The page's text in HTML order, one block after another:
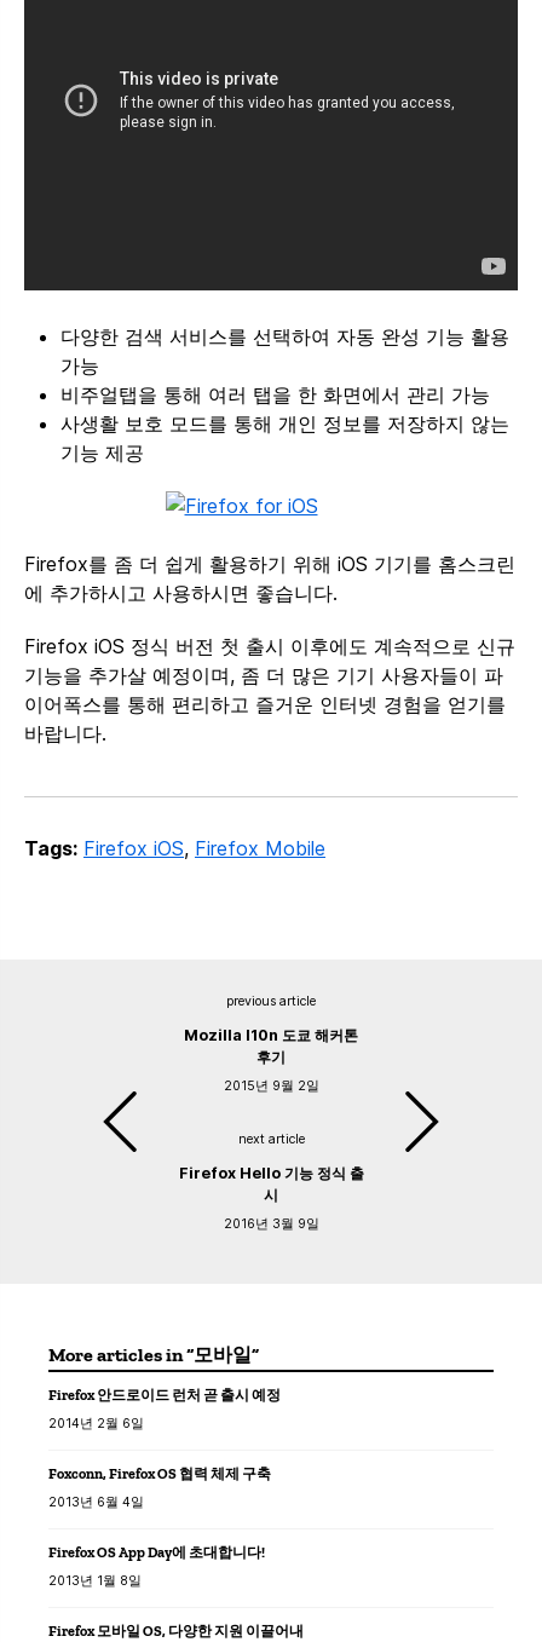
다양한 검색 서비스를 선택하여 자동 완성 기능 활용
가능
비주얼탭을 통해 여러 탭을 한 화면에서 관리 가능
사생활 보호 모드를 통해 개인 정보를 저장하지 않는
기능 제공
Firefox를 좀 더 쉽게 활용하기 위해 iOS 기기를 홈스크린
에 추가하시고 사용하시면 좋습니다.
Firefox iOS 정식 버전 첫 출시 이후에도 계속적으로 신규
기능을 추가살 예정이며, 좀 더 많은 기기 사용자들이 파
이어폭스를 통해 편리하고 즐거운 인터넷 경험을 얻기를
바랍니다.
Tags: Firefox iOS, Firefox Mobile
previous article
Mozilla l10n 도쿄 해커톤
후기
2015년 9월 2일
next article
Firefox Hello 기능 정식 출
시
2016년 3월 9일
More articles in “모바일”
Firefox 안드로이드 런처 곧 출시 예정
2014년 2월 6일
Foxconn, Firefox OS 협력 체제 구축
2013년 6월 4일
Firefox OS App Day에 초대합니다!
2013년 1월 8일
Firefox 모바일 OS, 다양한 지원 이끌어내